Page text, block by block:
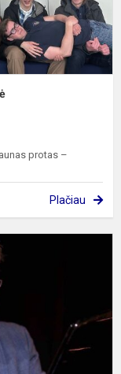
protas –
Plačiau